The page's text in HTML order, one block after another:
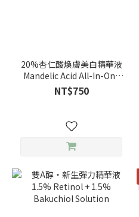
20%杏仁酸煥膚美白精華液
Mandelic Acid All-In-One
Solution
NT$750